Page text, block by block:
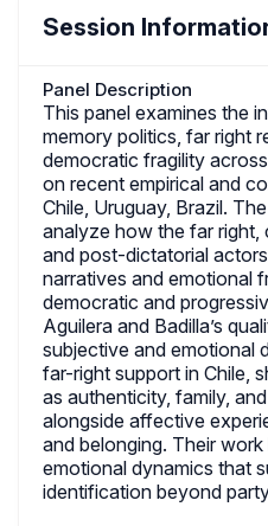
Session
Panel Description
This panel examines the
memory politics, far right
democratic fragility
on recent empirical and
Chile, Uruguay, Brazil.
analyze how the far
and post-dictatorial
narratives and emotional
democratic and
Aguilera and Badilla’s
subjective and emotional
far-right support in Chile,
as authenticity, family,
alongside affective
and belonging. Their
emotional dynamics that
identification beyond